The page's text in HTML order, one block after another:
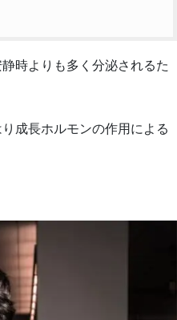
時よりも多く分泌されるた
成長ホルモンの作用による